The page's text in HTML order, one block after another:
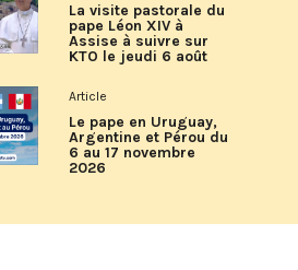
La visite pastorale du
pape Léon XIV à
Assise à suivre sur
KTO le jeudi 6 août
Article
Le pape en Uruguay,
Argentine et Pérou du
6 au 17 novembre
2026